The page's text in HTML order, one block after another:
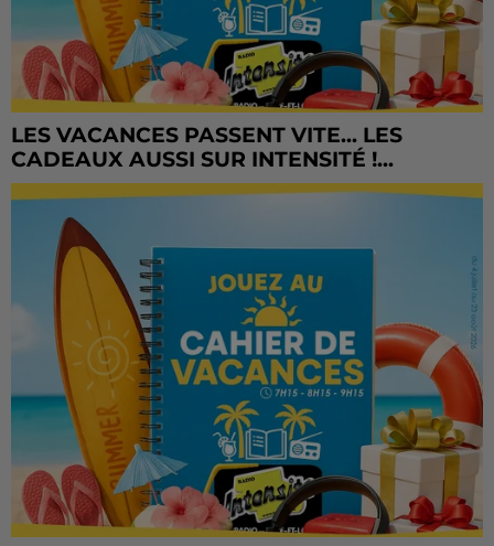
LES VACANCES PASSENT VITE... LES
CADEAUX AUSSI SUR INTENSITÉ !...